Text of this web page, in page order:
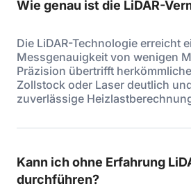
Wie genau ist die LiDAR-
Die LiDAR-Technologie erreicht
Messgenauigkeit von wenigen
Präzision übertrifft
Zollstock oder Laser deutlich
zuverlässige
Kann ich ohne Erfahrung
durchführen?